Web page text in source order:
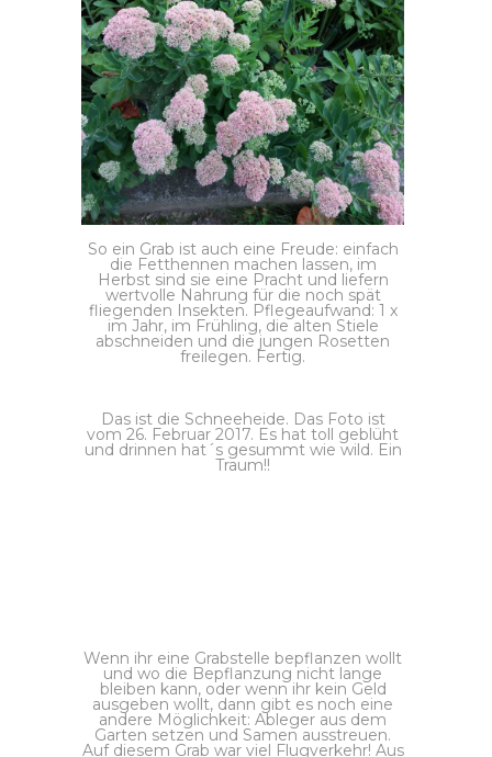
So ein Grab ist auch eine Freude: einfach
die Fetthennen machen lassen, im
Herbst sind sie eine Pracht und liefern
wertvolle Nahrung für die noch spät
fliegenden Insekten. Pflegeaufwand: 1 x
im Jahr, im Frühling, die alten Stiele
abschneiden und die jungen Rosetten
freilegen. Fertig.
Das ist die Schneeheide. Das Foto ist
vom 26. Februar 2017. Es hat toll geblüht
und drinnen hat´s gesummt wie wild. Ein
Traum!!
Wenn ihr eine Grabstelle bepflanzen wollt
und wo die Bepflanzung nicht lange
bleiben kann, oder wenn ihr kein Geld
ausgeben wollt, dann gibt es noch eine
andere Möglichkeit: Ableger aus dem
Garten setzen und Samen ausstreuen.
Auf diesem Grab war viel Flugverkehr! Aus